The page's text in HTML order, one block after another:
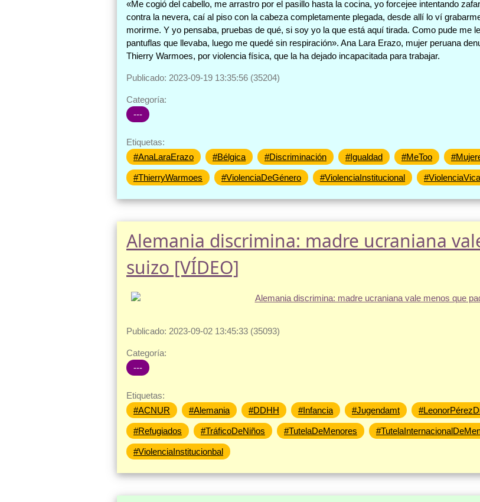
«Me cogió del cabello, me arrastro por el pasillo hasta la cocina, yo forcejee intentando
contra la nevera, caí al piso con la cabeza completamente plegada, desde allí lo ví
morirme. Y yo pensaba, pruebas de qué, si soy yo la que está aquí tirada. Como pude me
pantuflas que llevaba, luego me quedé sin respiración». Ana Lara Erazo, mujer peruana
Thierry Warmoes, por violencia física, que la ha dejado incapacitada para trabajar.
Publicado: 2023-09-19 13:35:56 (35204)
Categoría:
---
Etiquetas:
#AnaLaraErazo
#Bélgica #Discriminación #Igualdad #MeToo
#ThierryWarmoes #ViolenciaDeGénero #ViolenciaInstitucional
Alemania discrimina: madre ucraniana
suizo [VÍDEO]
Publicado: 2023-09-02 13:45:33 (35093)
Categoría:
---
Etiquetas:
#ACNUR
#Alemania #DDHH #Infancia #Jugendamt
#Refugiados #TráficoDeNiños #TutelaDeMenores
#ViolenciaInstitucionbal